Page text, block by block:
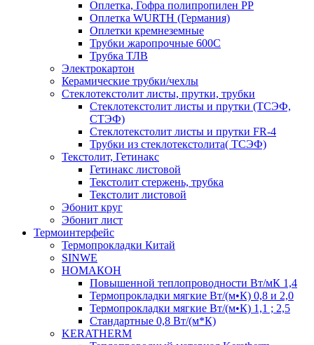
Оплетка, Гофра полипропилен PP
Оплетка WURTH (Германия)
Оплетки кремнеземные
Трубки жаропрочные 600С
Трубка ТЛВ
Электрокартон
Керамические трубки/чехлы
Cтеклотекстолит листы, прутки, трубки
Стеклотекстолит листы и прутки (ТСЭФ,
СТЭФ)
Стеклотекстолит листы и прутки FR-4
Трубки из стеклотекстолита( ТСЭФ)
Текстолит, Гетинакс
Гетинакс листовой
Текстолит стержень, трубка
Текстолит листовой
Эбонит круг
Эбонит лист
Термоинтерфейс
Термопрокладки Китай
SINWE
НОМАКОН
Повышенной теплопроводности Вт/мК 1,4
Термопрокладки мягкие Вт/(м•К) 0,8 и 2,0
Термопрокладки мягкие Вт/(м•К) 1,1 ; 2,5
Стандартные 0,8 Вт/(м*К)
KERATHERM